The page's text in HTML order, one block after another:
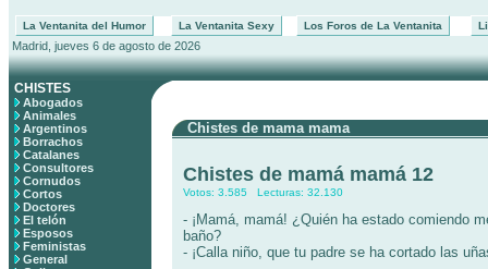
La Ventanita del Humor La Ventanita Sexy Los Foros de La Ventanita
Madrid, jueves 6 de agosto de 2026
CHISTES
Abogados
Animales
Argentinos
Borrachos
Catalanes
Consultores
Cornudos
Cortos
Doctores
El telón
Esposos
Feministas
General
Chistes de mama mama
Chistes de mamá mamá 12
Votos: 3.585 Lecturas: 32.130
- ¡Mamá, mamá! ¿Quién ha estado comiendo
baño?
- ¡Calla niño, que tu padre se ha cortado las